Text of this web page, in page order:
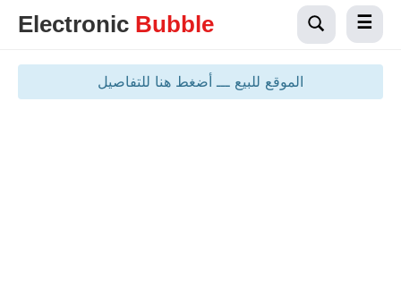
Electronic Bubble
الموقع للبيع ـــ أضغط هنا للتفاصيل